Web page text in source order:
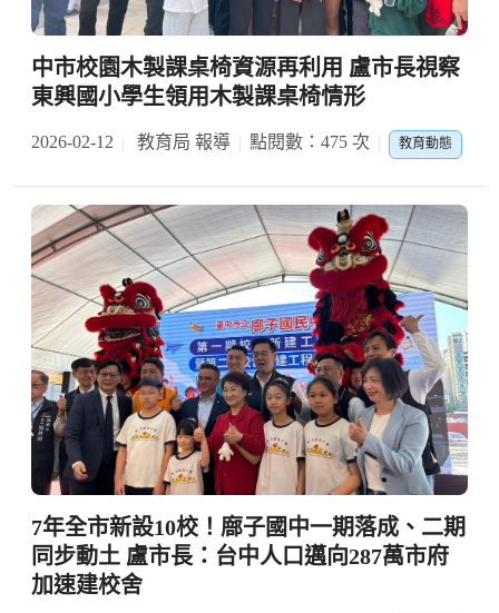
中市校園木製課桌椅資源再利用 盧市長視察
東興國小學生領用木製課桌椅情形
2026-02-12 教育局 報導 點閱數：475 次 教育動態
7年全市新設10校！廍子國中一期落成、二期
同步動土 盧市長：台中人口邁向287萬市府
加速建校舍